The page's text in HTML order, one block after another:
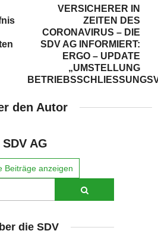
VERSICHERER IN
ZEITEN DES
CORONAVIRUS – DIE
SDV AG INFORMIERT:
ERGO – UPDATE
„UMSTELLUNG
den Autor
SDV AG
Beiträge anzeigen
die SDV